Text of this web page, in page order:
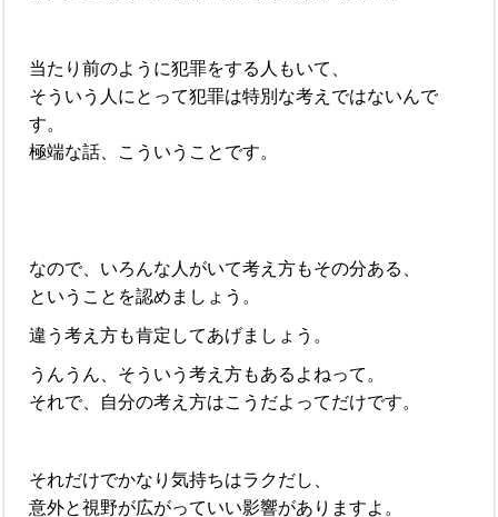
当たり前のように犯罪をする人もいて、
そういう人にとって犯罪は特別な考えではないんで
す。
極端な話、こういうことです。
なので、いろんな人がいて考え方もその分ある、
ということを認めましょう。
違う考え方も肯定してあげましょう。
うんうん、そういう考え方もあるよねって。
それで、自分の考え方はこうだよってだけです。
それだけでかなり気持ちはラクだし、
意外と視野が広がっていい影響がありますよ。